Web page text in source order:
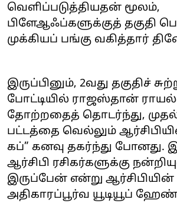
வெளிப்படுத்தியதன் மூலம்,
பிளேஆஃப்களுக்குத் தகுதி
முக்கியப் பங்கு வகித்தார்
இருப்பினும், 2வது தகுதிச்
போட்டியில் ராஜஸ்தான்
தோற்றதைத் தொடர்ந்து,
பட்டத்தை வெல்லும்
கப்” கனவு தகர்ந்து போனது.
ஆர்சிபி ரசிகர்களுக்கு
இருப்பேன் என்று ஆர்சிபியின்
அதிகாரப்பூர்வ யூடியூப்